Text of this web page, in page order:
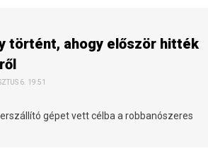
történt, ahogy először hitték
6. 19:51
gépet vett célba a robbanószeres